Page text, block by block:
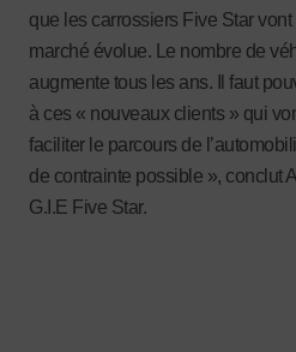
que les carrossiers Five Star
marché évolue. Le nombre de
augmente tous les ans. Il faut
à ces « nouveaux clients » qui
faciliter le parcours de
de contrainte possible », conclut
G.I.E Five Star.